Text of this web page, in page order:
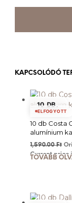
KAPCSOLÓDÓ
10 DB.
ELFOGYOTT
10 db Costa
alumínium
1,590.00Ft
Current price
TOVÁBB